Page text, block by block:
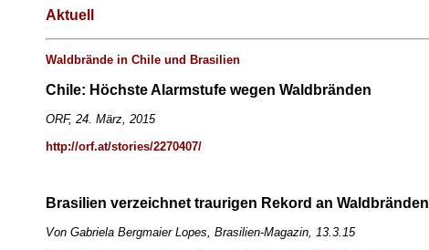
Aktuell
Waldbrände in Chile und Brasilien
Chile: Höchste Alarmstufe wegen Waldbränden
ORF, 24. März, 2015
http://orf.at/stories/2270407/
Brasilien verzeichnet traurigen Rekord an Waldbränden
Von Gabriela Bergmaier Lopes, Brasilien-Magazin, 13.3.15